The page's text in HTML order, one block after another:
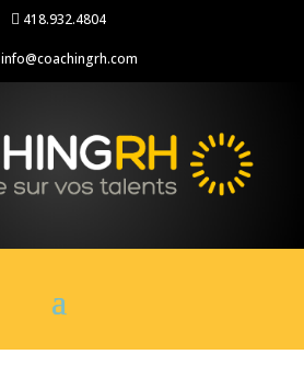
 418.932.4804
info@coachingrh.com